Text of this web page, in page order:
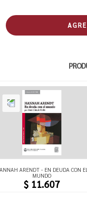
ARENDT - EN DEUDA CON
MUNDO
$ 11.607